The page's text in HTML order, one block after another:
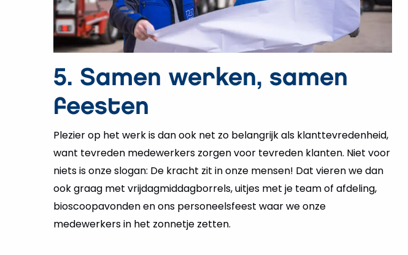
5. Samen werken, samen
feesten
Plezier op het werk is dan ook net zo belangrijk als klanttevredenheid,
want tevreden medewerkers zorgen voor tevreden klanten. Niet voor
niets is onze slogan: De kracht zit in onze mensen! Dat vieren we dan
ook graag met vrijdagmiddagborrels, uitjes met je team of afdeling,
bioscoopavonden en ons personeelsfeest waar we onze
medewerkers in het zonnetje zetten.